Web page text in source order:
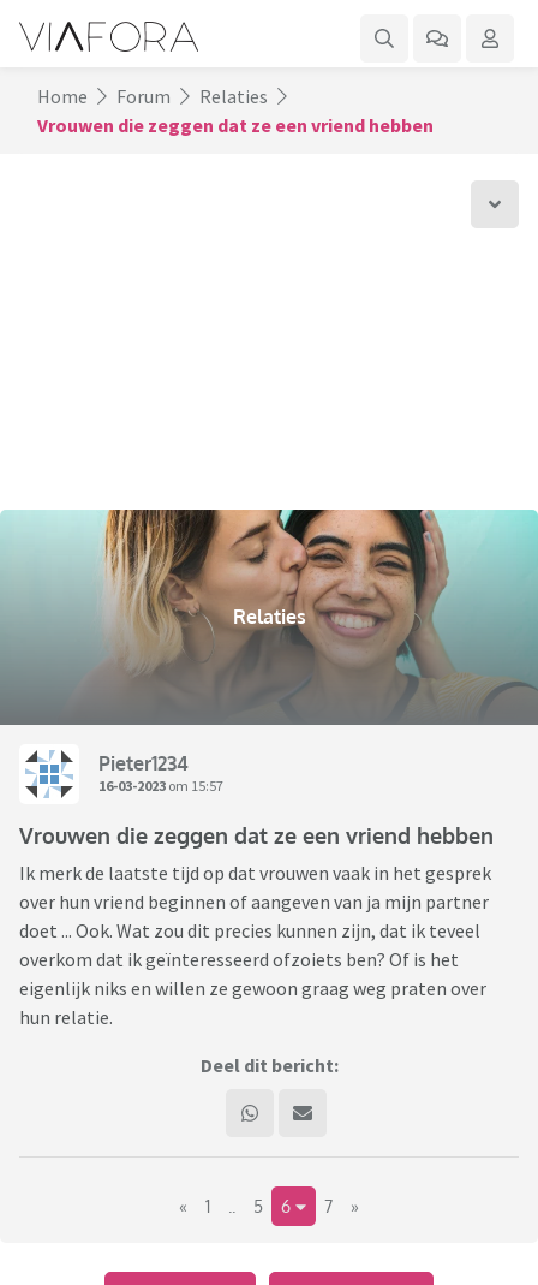
Home Forum
Relaties
Vrouwen die zeggen dat ze een vriend hebben
Relaties
Pieter1234
16-03-2023 om 15:57
Vrouwen die zeggen dat ze een vriend hebben
Ik merk de laatste tijd op dat vrouwen vaak in het gesprek
over hun vriend beginnen of aangeven van ja mijn partner
doet ... Ook. Wat zou dit precies kunnen zijn, dat ik teveel
overkom dat ik geïnteresseerd ofzoiets ben? Of is het
eigenlijk niks en willen ze gewoon graag weg praten over
hun relatie.
Deel dit bericht:
« 1 5 6 7 »